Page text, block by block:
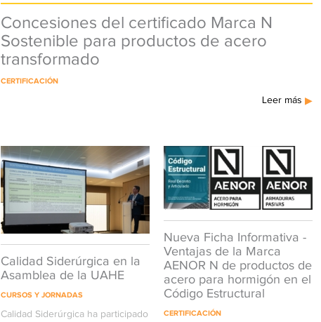
Concesiones del certificado Marca N
Sostenible para productos de acero
transformado
CERTIFICACIÓN
Leer más
Calidad Siderúrgica en la
Asamblea de la UAHE
CURSOS Y JORNADAS
Calidad Siderúrgica ha participado
Nueva Ficha Informativa -
Ventajas de la Marca
AENOR N de productos de
acero para hormigón en el
Código Estructural
CERTIFICACIÓN